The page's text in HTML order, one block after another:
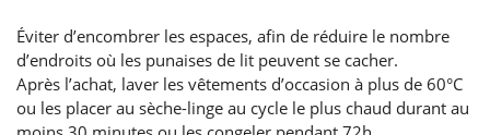
Éviter d’encombrer les espaces, afin de réduire le nombre
d’endroits où les punaises de lit peuvent se cacher.
Après l’achat, laver les vêtements d’occasion à plus de 60°C
ou les placer au sèche-linge au cycle le plus chaud durant au